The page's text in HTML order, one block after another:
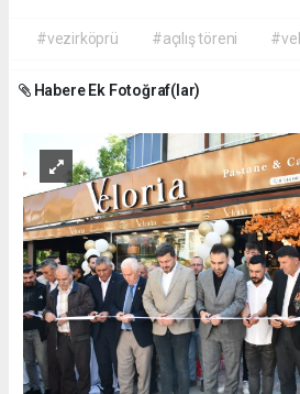
#vezirköprü #açılış töreni
Habere Ek Fotoğraf(lar)